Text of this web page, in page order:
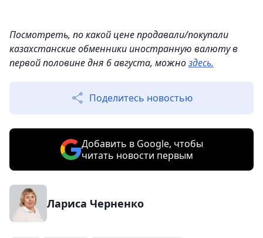
Посмотреть, по какой цене продавали/покупали
казахстанские обменники иностранную валюту в
первой половине дня 6 августа, можноздесь.
Поделитесь новостью
Добавить в Google, чтобы
читать новости первым
Лариса Черненко